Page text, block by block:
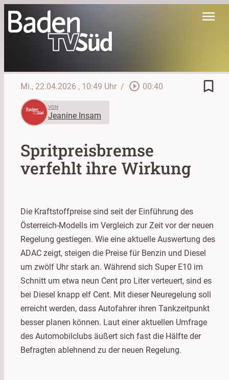
menu
Mi., 22.04.2026 , 10:49 Uhr / play_circle_outline 00:40 bookmark_border
VON
Jeanine Insam
Spritpreisbremse
verfehlt ihre Wirkung
Die Kraftstoffpreise sind seit der Einführung des
Österreich-Modells im Vergleich zur Zeit vor der neuen
Regelung gestiegen. Wie eine aktuelle Auswertung des
ADAC zeigt, steigen die Preise für Benzin und Diesel
um zwölf Uhr stark an. Während sich Super E10 im
Schnitt um etwa neun Cent pro Liter verteuert, sind es
bei Diesel knapp elf Cent. Mit dieser Neuregelung soll
erreicht werden, dass Autofahrer ihren Tankzeitpunkt
besser planen können. Laut einer aktuellen Umfrage
des Automobilclubs äußert sich fast die Hälfte der
Befragten ablehnend zu der neuen Regelung.